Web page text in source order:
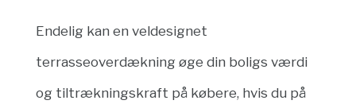
Endelig kan en veldesignet
terrasseoverdækning øge din boligs værdi
og tiltrækningskraft på købere, hvis du på